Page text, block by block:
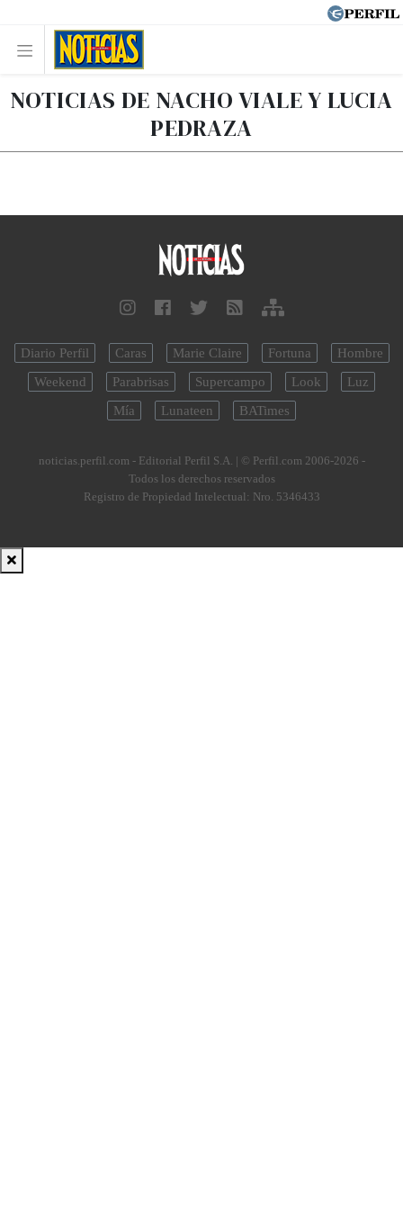
NOTICIAS DE NACHO VIALE Y LUCIA
PEDRAZA
Diario Perfil Caras Marie Claire Fortuna
Hombre
Weekend
Parabrisas Supercampo Look
Luz
Mía
Lunateen BATimes
noticias.perfil.com - Editorial Perfil S.A. | © Perfil.com 2006-2026 -
Todos los derechos reservados
Registro de Propiedad Intelectual: Nro. 5346433